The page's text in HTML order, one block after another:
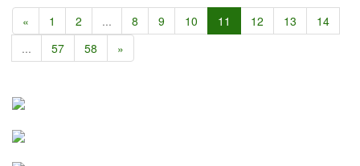
« 1 2 ... 8 9 10 11 12 13
14
...
57 58 »